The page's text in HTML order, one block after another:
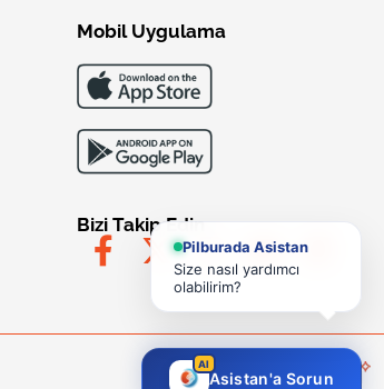
Mobil Uygulama
Bizi Takip Edin
Pilburada Asistan
Size nasıl yardımcı
olabilirim?
AI
Asistan'a Sorun